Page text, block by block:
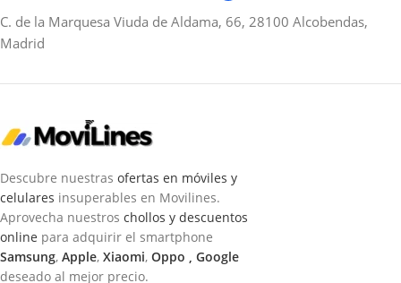
C. de la Marquesa Viuda de Aldama, 66, 28100 Alcobendas,
Madrid
Descubre nuestras ofertas en móviles y
celulares insuperables en Movilines.
Aprovecha nuestros chollos y descuentos
online para adquirir el smartphone
Samsung, Apple, Xiaomi, Oppo , Google
deseado al mejor precio.